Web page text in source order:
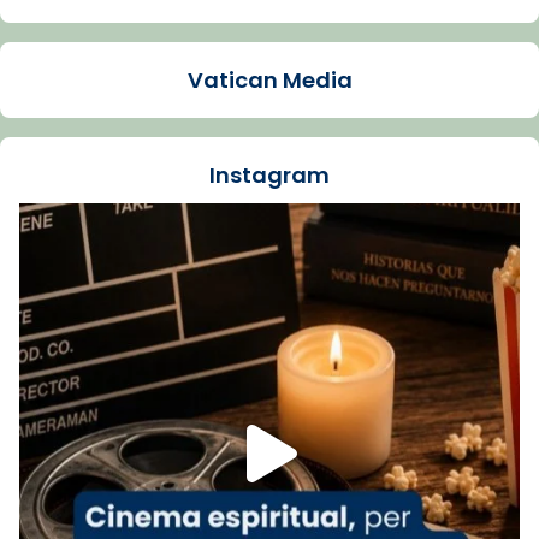
Arquebisbat de Barcelona
La Carmina va patir depressió. Fa gairebé
dos mesos, a l'Estadi Lluís Companys, la
Recupera l'entrevista comp
Vatican
tican News 👇
www.vaticannews.va/es/iglesia/news/2026-
07/carmina-historia-depresion-papa-viaje-
espana-testimoni...
Foto
View on Facebook · Share
Arquebisbat de Barcelona
1 week ago
Vatican Media
Instagram